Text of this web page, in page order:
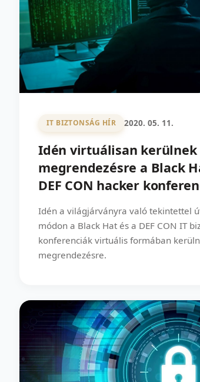
IT BIZTONSÁG HÍR 2020. 05. 11.
Idén virtuálisan kerülnek
megrendezésre a Black
DEF CON hacker
Idén a világjárványra való tekintettel
módon a Black Hat és a DEF CON IT
konferenciák virtuális formában
megrendezésre.